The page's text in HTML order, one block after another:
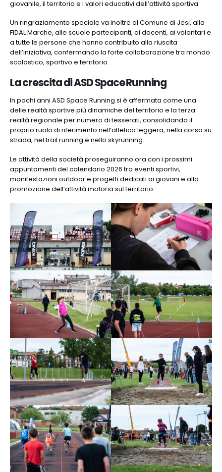
giovanile, il territorio e i valori educativi dell’attività sportiva.
Un ringraziamento speciale va inoltre al Comune di Jesi, alla
FIDAL Marche, alle scuole partecipanti, ai docenti, ai volontari e
a tutte le persone che hanno contribuito alla riuscita
dell’iniziativa, confermando la forte collaborazione tra mondo
scolastico, sportivo e territorio.
La crescita di ASD Space Running
In pochi anni ASD Space Running si è affermata come una
delle realtà sportive più dinamiche del territorio e la terza
realtà regionale per numero di tesserati, consolidando il
proprio ruolo di riferimento nell’atletica leggera, nella corsa su
strada, nel trail running e nello skyrunning.
Le attività della società proseguiranno ora con i prossimi
appuntamenti del calendario 2026 tra eventi sportivi,
manifestazioni outdoor e progetti dedicati ai giovani e alla
promozione dell’attività motoria sul territorio.